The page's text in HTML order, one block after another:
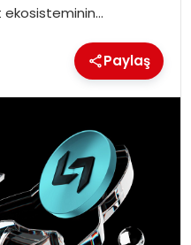
ekosisteminin…
Paylaş